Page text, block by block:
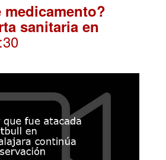
medicamento?
sanitaria en